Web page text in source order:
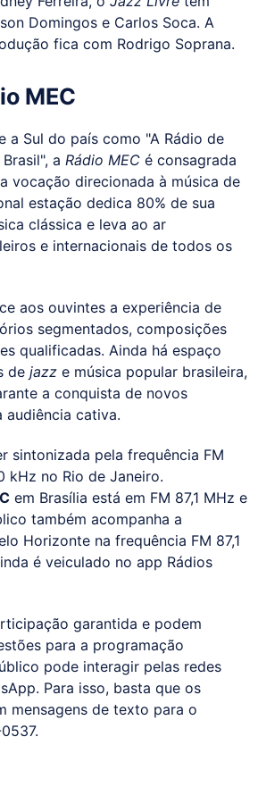
Domingos e Carlos Soca. A
fica com Rodrigo Soprana.
MEC
a Sul do país como "A Rádio de
a Rádio MEC é consagrada
vocação direcionada à música de
estação dedica 80% de sua
clássica e leva ao ar
e internacionais de todos os
aos ouvintes a experiência de
segmentados, composições
qualificadas. Ainda há espaço
de jazz e música popular brasileira,
a conquista de novos
audiência cativa.
sintonizada pela frequência FM
kHz no Rio de Janeiro.
em Brasília está em FM 87,1 MHz e
também acompanha a
Horizonte na frequência FM 87,1
é veiculado no app Rádios
garantida e podem
para a programação
pode interagir pelas redes
Para isso, basta que os
mensagens de texto para o